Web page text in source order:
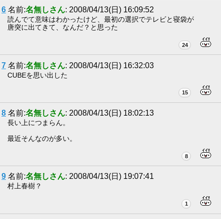
6 名前:名無しさん: 2008/04/13(日) 16:09:52
読んでて意味はわかったけど、最初の選択でテレビと寝袋が
唐突に出てきて、なんだ？と思った
24
7 名前:名無しさん: 2008/04/13(日) 16:32:03
CUBEを思い出した
15
8 名前:名無しさん: 2008/04/13(日) 18:02:13
長い上につまらん。
最近そんなのが多い。
8
9 名前:名無しさん: 2008/04/13(日) 19:07:41
村上春樹？
1